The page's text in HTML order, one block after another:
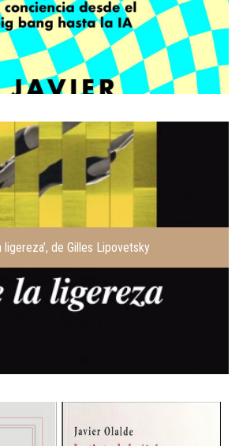
ligereza’, de Gilles Lipovetsky